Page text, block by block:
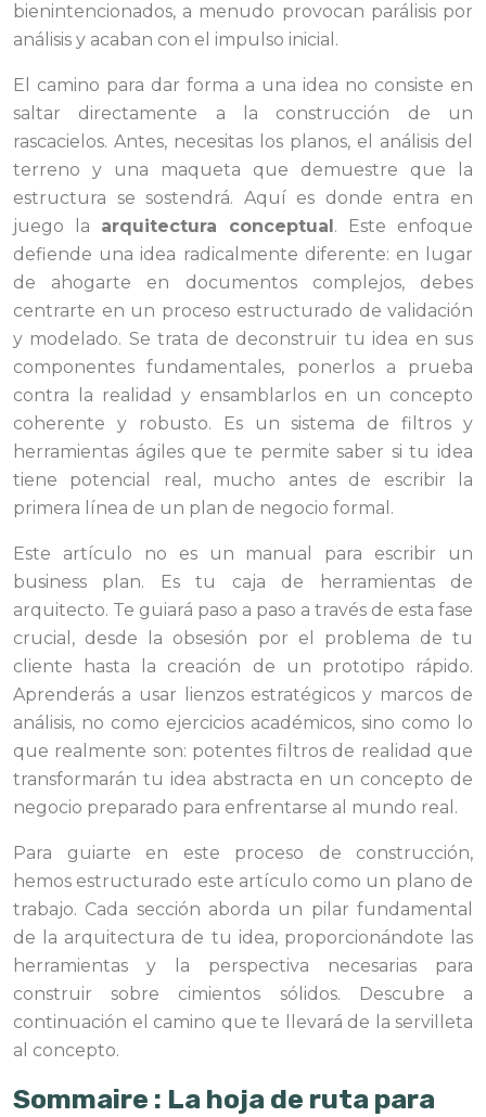
bienintencionados, a menudo provocan parálisis por
análisis y acaban con el impulso inicial.
El camino para dar forma a una idea no consiste en
saltar directamente a la construcción de un
rascacielos. Antes, necesitas los planos, el análisis del
terreno y una maqueta que demuestre que la
estructura se sostendrá. Aquí es donde entra en
juego la arquitectura conceptual. Este enfoque
defiende una idea radicalmente diferente: en lugar
de ahogarte en documentos complejos, debes
centrarte en un proceso estructurado de validación
y modelado. Se trata de deconstruir tu idea en sus
componentes fundamentales, ponerlos a prueba
contra la realidad y ensamblarlos en un concepto
coherente y robusto. Es un sistema de filtros y
herramientas ágiles que te permite saber si tu idea
tiene potencial real, mucho antes de escribir la
primera línea de un plan de negocio formal.
Este artículo no es un manual para escribir un
business plan. Es tu caja de herramientas de
arquitecto. Te guiará paso a paso a través de esta fase
crucial, desde la obsesión por el problema de tu
cliente hasta la creación de un prototipo rápido.
Aprenderás a usar lienzos estratégicos y marcos de
análisis, no como ejercicios académicos, sino como lo
que realmente son: potentes filtros de realidad que
transformarán tu idea abstracta en un concepto de
negocio preparado para enfrentarse al mundo real.
Para guiarte en este proceso de construcción,
hemos estructurado este artículo como un plano de
trabajo. Cada sección aborda un pilar fundamental
de la arquitectura de tu idea, proporcionándote las
herramientas y la perspectiva necesarias para
construir sobre cimientos sólidos. Descubre a
continuación el camino que te llevará de la servilleta
al concepto.
Sommaire : La hoja de ruta para